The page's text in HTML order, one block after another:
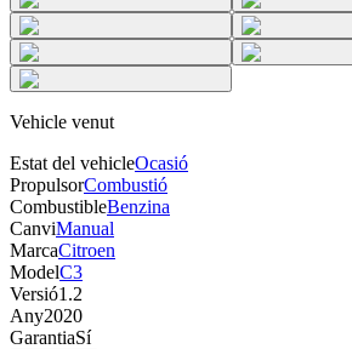
Vehicle venut
Estat del vehicleOcasió
PropulsorCombustió
CombustibleBenzina
CanviManual
MarcaCitroen
ModelC3
Versió1.2
Any2020
GarantiaSí